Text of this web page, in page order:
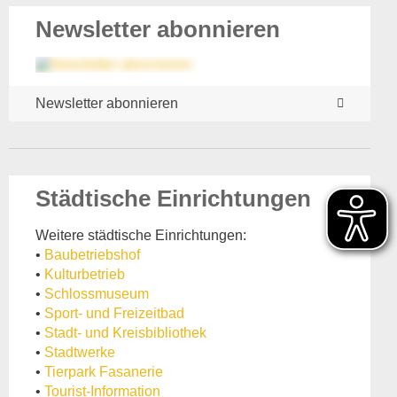
Newsletter abonnieren
Newsletter abonnieren
Städtische Einrichtungen
Weitere städtische Einrichtungen:
• Baubetriebshof
• Kulturbetrieb
• Schlossmuseum
• Sport- und Freizeitbad
• Stadt- und Kreisbibliothek
• Stadtwerke
• Tierpark Fasanerie
• Tourist-Information